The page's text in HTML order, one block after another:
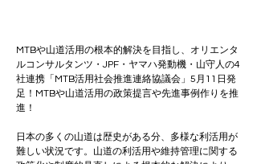
MTBや山道活用の根本的解決を目指し、オリエンタ
ルコンサルタンツ・JPF・ヤマハ発動機・山守人の4
社連携「MTB活用社会推進連絡協議会」5月11日発
足！MTBや山道活用の政策提言や先進事例作りを推
進！
日本の多くの山道は歴史がある分、多様な利活用が
難しい状況です。山道の利活用や維持管理に関する